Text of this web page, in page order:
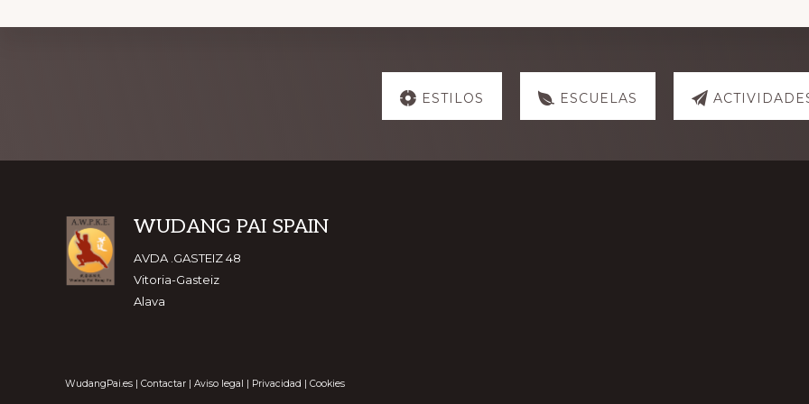
ESTILOS ESCUELAS
Footer
WUDANG PAI SPAIN
AVDA .GASTEIZ 48
Vitoria-Gasteiz
Alava
WudangPai.es | Contactar | Aviso legal | Privacidad | Cookies